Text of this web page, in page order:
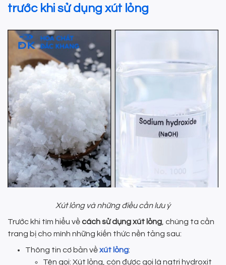
trước khi sử dụng xút lỏng
Xút lỏng và những điều cần lưu ý
Trước khi tìm hiểu vềcách sử dụng xút lỏng , chúng ta cần
trang bị cho mình những kiến thức nền tảng sau:
Thông tin cơ bản vềxút lỏng:
Tên gọi: Xút lỏng, còn được gọi là natri hydroxit